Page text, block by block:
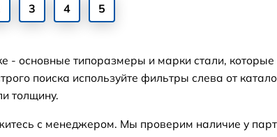
3 4 5
- основные типоразмеры и марки стали, которые
поиска используйте фильтры слева от
толщину.
с менеджером. Мы проверим наличие у